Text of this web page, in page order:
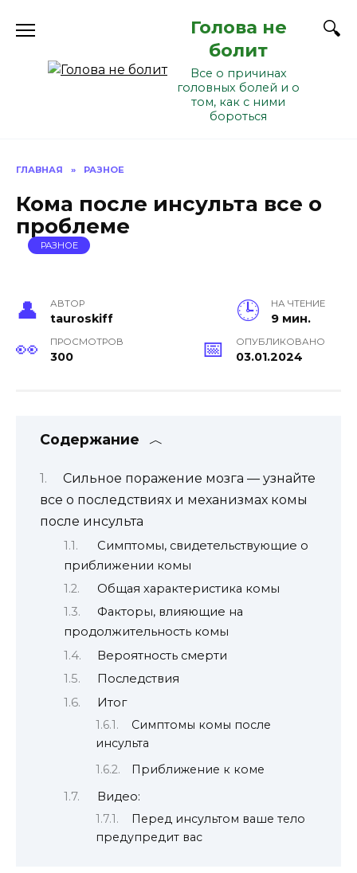
Голова не
болит
Все о причинах
головных болей и о
том, как с ними
бороться
ГЛАВНАЯ » РАЗНОЕ
Кома после инсульта все о
проблеме
РАЗНОЕ
АВТОР
tauroskiff
НА ЧТЕНИЕ
9 мин.
ПРОСМОТРОВ
300
ОПУБЛИКОВАНО
03.01.2024
Содержание
Сильное поражение мозга — узнайте
все о последствиях и механизмах комы
после инсульта
Симптомы, свидетельствующие о
приближении комы
Общая характеристика комы
Факторы, влияющие на
продолжительность комы
Вероятность смерти
Последствия
Итог
Симптомы комы после
инсульта
Приближение к коме
Видео:
Перед инсультом ваше тело
предупредит вас